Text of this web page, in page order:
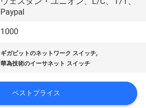
Paypal
1000
ギガビットのネットワーク スイッチ,
華為技術のイーサネット スイッチ
ベストプライス